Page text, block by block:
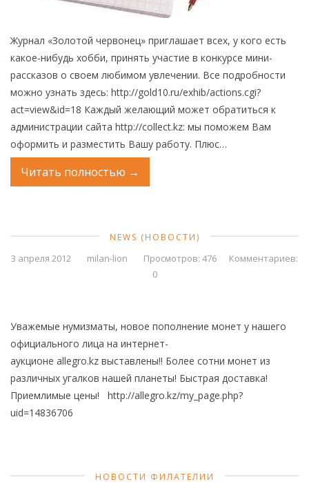
Журнал «Золотой червонец» приглашает всех, у кого есть
какое-нибудь хобби, принять участие в конкурсе мини-
рассказов о своем любимом увлечении. Все подробности
можно узнать здесь: http://gold10.ru/exhib/actions.cgi?
act=view&id=18 Каждый желающий может обратиться к
администрации сайта http://collect.kz: мы поможем Вам
оформить и разместить Вашу работу. Плюс…
Читать полностью →
NEWS (НОВОСТИ)
3 апреля 2012 milan-lion Просмотров: 476 Комментариев:
0
Уважемые нумизматы, новое пополнение монет у нашего
официального лица на интернет-
аукционе allegro.kz выставлены!! Более сотни монет из
различных угалков нашей планеты! Быстрая доставка!
Приемлимые цены! http://allegro.kz/my_page.php?
uid=14836706
НОВОСТИ ФИЛАТЕЛИИ